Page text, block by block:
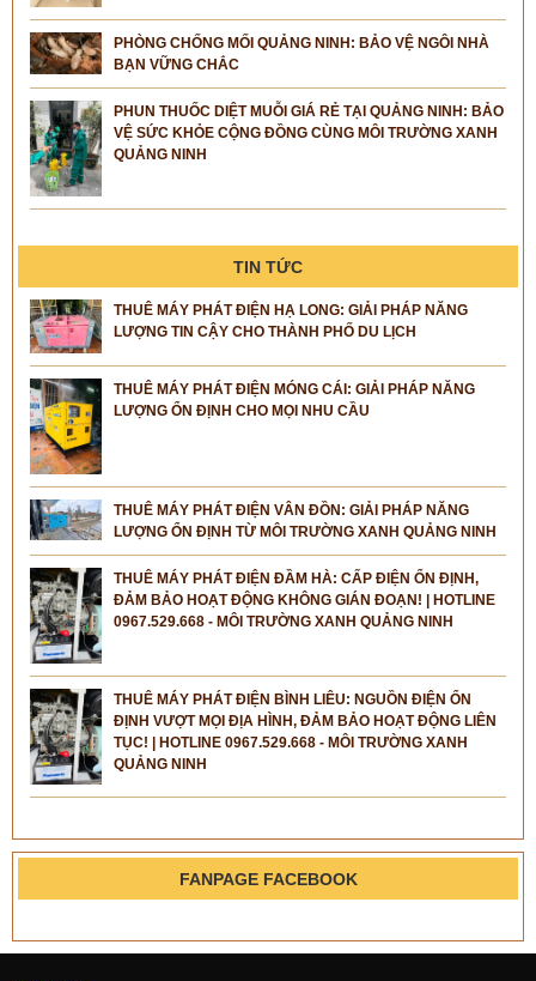
PHÒNG CHỐNG MỐI QUẢNG NINH: BẢO VỆ NGÔI NHÀ
BẠN VỮNG CHẮC
PHUN THUỐC DIỆT MUỖI GIÁ RẺ TẠI QUẢNG NINH: BẢO
VỆ SỨC KHỎE CỘNG ĐỒNG CÙNG MÔI TRƯỜNG XANH
QUẢNG NINH
TIN TỨC
THUÊ MÁY PHÁT ĐIỆN HẠ LONG: GIẢI PHÁP NĂNG
LƯỢNG TIN CẬY CHO THÀNH PHỐ DU LỊCH
THUÊ MÁY PHÁT ĐIỆN MÓNG CÁI: GIẢI PHÁP NĂNG
LƯỢNG ỔN ĐỊNH CHO MỌI NHU CẦU
THUÊ MÁY PHÁT ĐIỆN VÂN ĐỒN: GIẢI PHÁP NĂNG
LƯỢNG ỔN ĐỊNH TỪ MÔI TRƯỜNG XANH QUẢNG NINH
THUÊ MÁY PHÁT ĐIỆN ĐẦM HÀ: CẤP ĐIỆN ỔN ĐỊNH,
ĐẢM BẢO HOẠT ĐỘNG KHÔNG GIÁN ĐOẠN! | HOTLINE
0967.529.668 - MÔI TRƯỜNG XANH QUẢNG NINH
THUÊ MÁY PHÁT ĐIỆN BÌNH LIÊU: NGUỒN ĐIỆN ỔN
ĐỊNH VƯỢT MỌI ĐỊA HÌNH, ĐẢM BẢO HOẠT ĐỘNG LIÊN
TỤC! | HOTLINE 0967.529.668 - MÔI TRƯỜNG XANH
QUẢNG NINH
FANPAGE FACEBOOK